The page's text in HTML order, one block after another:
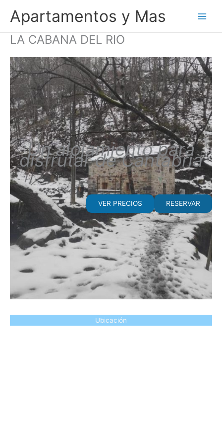
contenido
Apartamentos y Mas
LA CABANA DEL RIO
Un alojamiento para
disfrutar de Cantabria
VER PRECIOS RESERVAR
Ubicación